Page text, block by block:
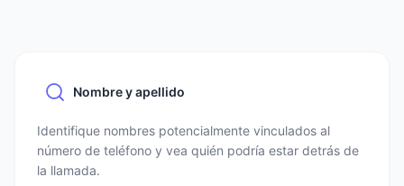
Nombre y apellido
Identifique nombres potencialmente vinculados al
número de teléfono y vea quién podría estar detrás de
la llamada.